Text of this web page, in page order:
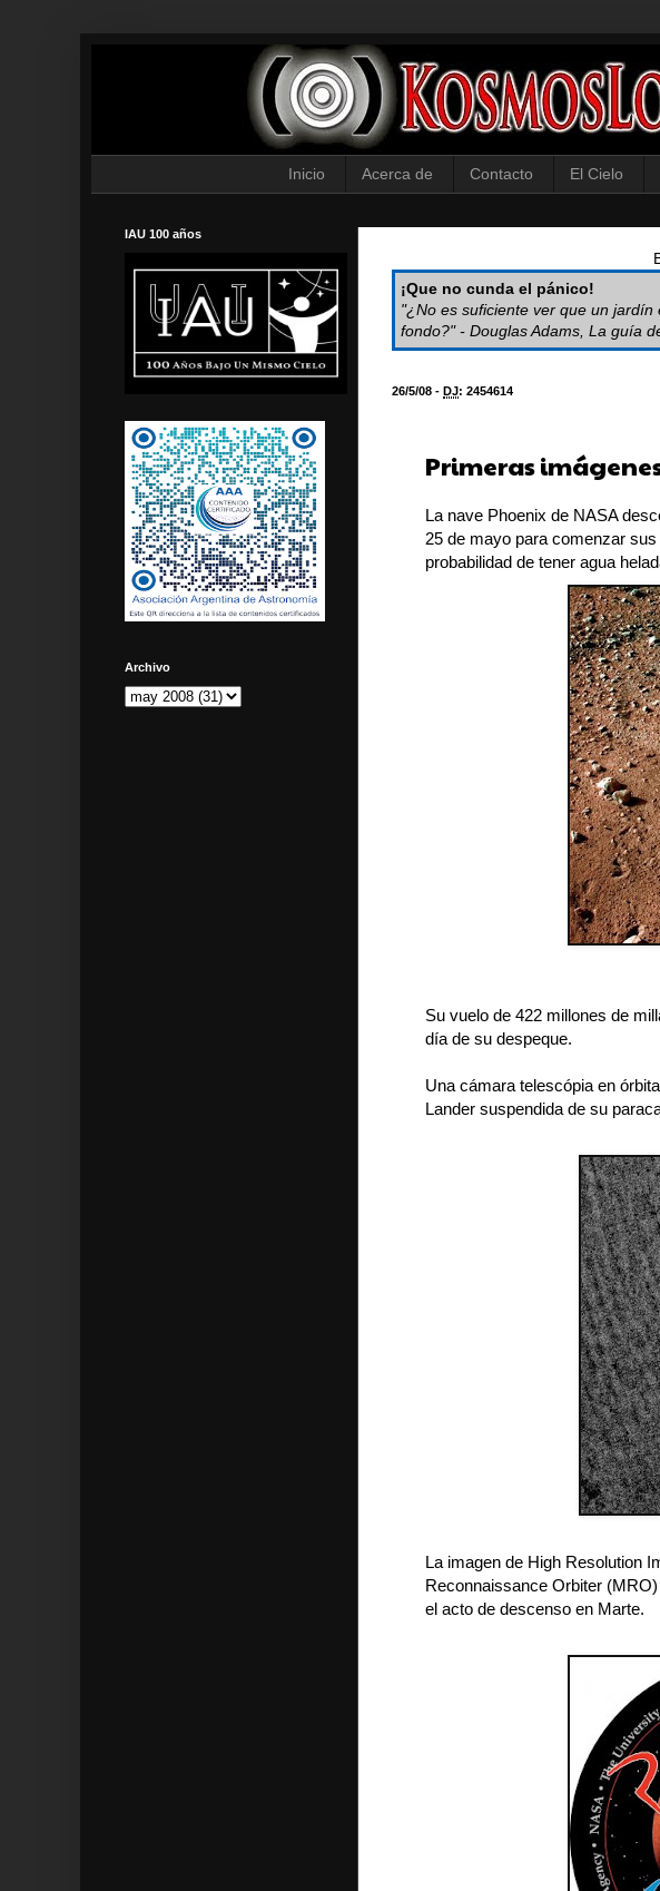
Inicio Acerca de Contacto El Cielo
¡Que no cunda el pánico!
"¿No es suficiente ver que un
fondo?" - Douglas Adams, La guía
26/5/08 - DJ: 2454614
Primeras
La nave Phoenix de NASA
25 de mayo para comenzar
probabilidad de tener agua
Su vuelo de 422 millones de
día de su despeque.
Una cámara telescópia en
Lander suspendida de su
La imagen de High Resolution
Reconnaissance Orbiter
el acto de descenso en Marte.
IAU 100 años
Archivo